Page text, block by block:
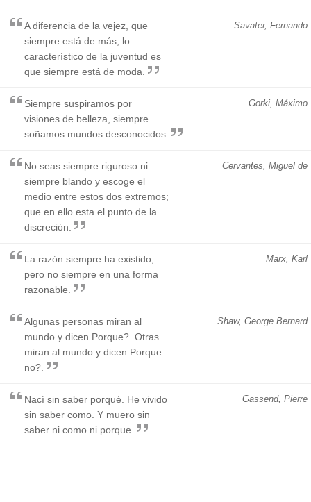
Savater, Fernando
A diferencia de la vejez, que
siempre está de más, lo
característico de la juventud es
que siempre está de moda.
Gorki, Máximo
Siempre suspiramos por
visiones de belleza, siempre
soñamos mundos desconocidos.
Cervantes, Miguel de
No seas siempre riguroso ni
siempre blando y escoge el
medio entre estos dos extremos;
que en ello esta el punto de la
discreción.
Marx, Karl
La razón siempre ha existido,
pero no siempre en una forma
razonable.
Shaw, George Bernard
Algunas personas miran al
mundo y dicen Porque?. Otras
miran al mundo y dicen Porque
no?.
Gassend, Pierre
Nací sin saber porqué. He vivido
sin saber como. Y muero sin
saber ni como ni porque.